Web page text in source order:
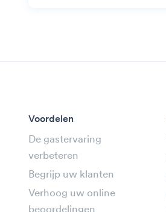
Voordelen
De gastervaring
verbeteren
Begrijp uw klanten
Verhoog uw online